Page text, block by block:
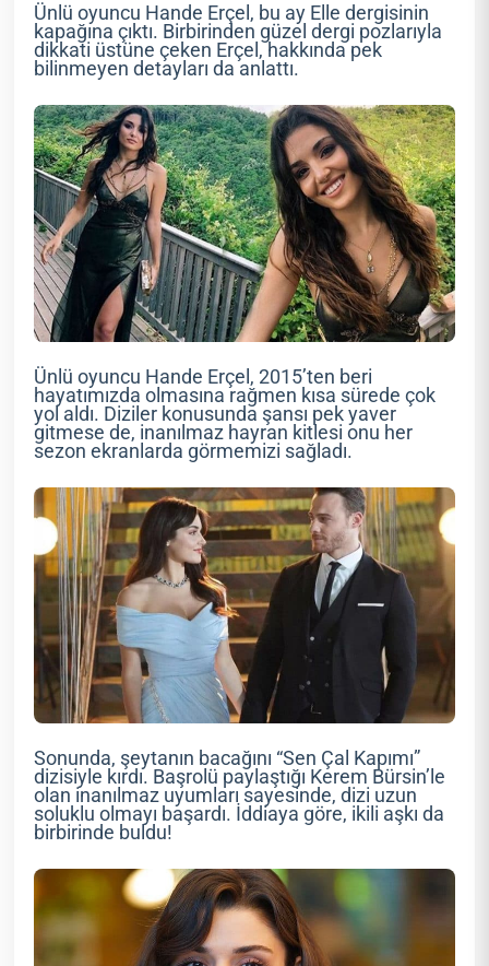
Ünlü oyuncu Hande Erçel, bu ay Elle dergisinin
kapağına çıktı. Birbirinden güzel dergi pozlarıyla
dikkati üstüne çeken Erçel, hakkında pek
bilinmeyen detayları da anlattı.
Ünlü oyuncu Hande Erçel, 2015’ten beri
hayatımızda olmasına rağmen kısa sürede çok
yol aldı. Diziler konusunda şansı pek yaver
gitmese de, inanılmaz hayran kitlesi onu her
sezon ekranlarda görmemizi sağladı.
Sonunda, şeytanın bacağını “Sen Çal Kapımı”
dizisiyle kırdı. Başrolü paylaştığı Kerem Bürsin’le
olan inanılmaz uyumları sayesinde, dizi uzun
soluklu olmayı başardı. İddiaya göre, ikili aşkı da
birbirinde buldu!